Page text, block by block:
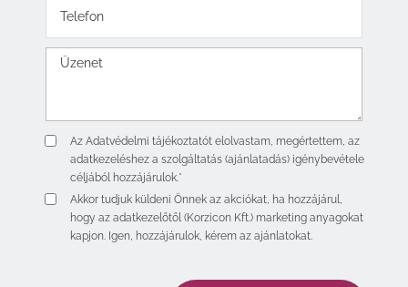
Az Adatvédelmi tájékoztatótelolvastam, megértettem, az
adatkezeléshez a szolgáltatás (ajánlatadás) igénybevétele
céljából hozzájárulok.*
Akkor tudjuk küldeni Önnek az akciókat, ha hozzájárul,
hogy az adatkezelőtől (Korzicon Kft.) marketing anyagokat
kapjon. Igen, hozzájárulok, kérem az ajánlatokat.